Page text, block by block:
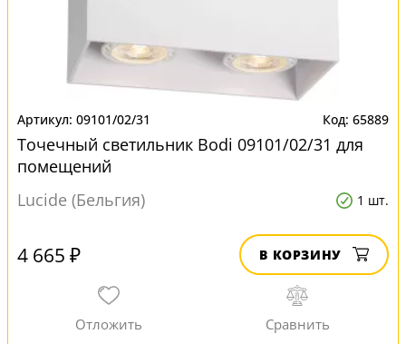
09101/02/31 65889
Точечный светильник Bodi 09101/02/31 для
помещений
Lucide (Бельгия)
1 шт.
4 665 ₽ В КОРЗИНУ